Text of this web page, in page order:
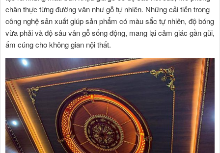
chân thực từng đường vân như gỗ tự nhiên. Những cải tiến trong
công nghệ sản xuất giúp sản phẩm có màu sắc tự nhiên, độ bóng
vừa phải và độ sâu vân gỗ sống động, mang lại cảm giác gần gũi,
ấm cúng cho không gian nội thất.